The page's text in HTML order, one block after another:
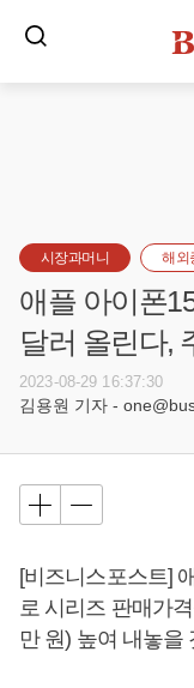
시장과머니 해외
애플 아이폰
달러 올린다,
2023-08-29 16:37:30
김용원 기자 -
[비즈니스포스트]
로 시리즈 판매가
만 원) 높여 내놓을